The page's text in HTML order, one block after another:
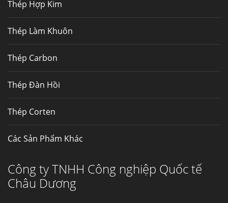
Thép Fengyang
Thép Hợp Kim
Thép Làm Khuôn
Thép Carbon
Thép Đàn Hồi
Thép Corten
Các Sản Phẩm Khác
Công ty TNHH Công nghiệp Quốc tế
Châu Dương